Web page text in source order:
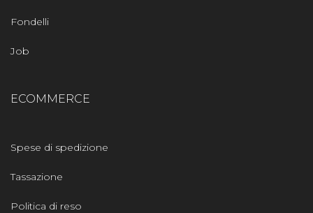
Fondelli
Job
ECOMMERCE
Spese di spedizione
Tassazione
Politica di reso